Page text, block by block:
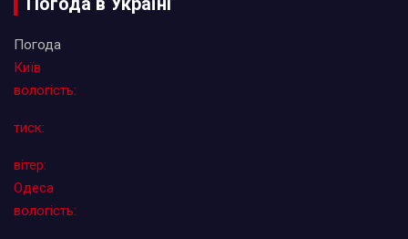
Погода
Київ
вологість:
тиск:
вітер:
Одеса
вологість: